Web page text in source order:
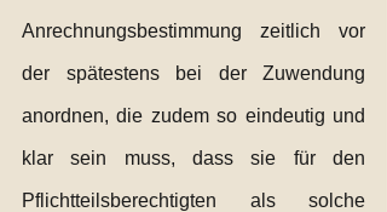
Anrechnungsbestimmung zeitlich vor
der spätestens bei der Zuwendung
anordnen, die zudem so eindeutig und
klar sein muss, dass sie für den
Pflichtteilsberechtigten als solche